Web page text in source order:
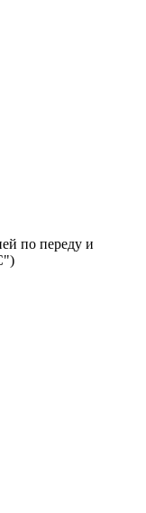
по переду и